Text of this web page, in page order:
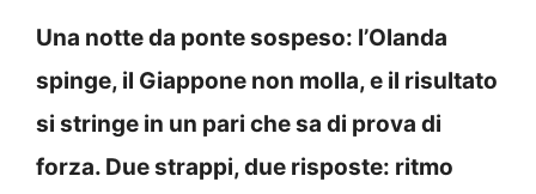
Una notte da ponte sospeso: l’Olanda
spinge, il Giappone non molla, e il risultato
si stringe in un pari che sa di prova di
forza. Due strappi, due risposte: ritmo